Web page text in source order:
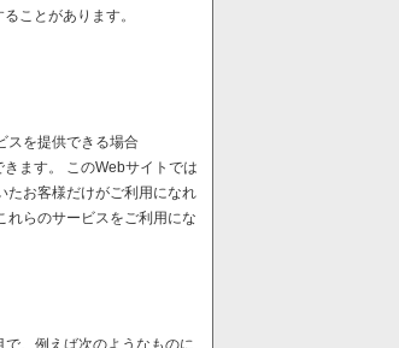
ことがあります。
スを提供できる場合
ます。 このWebサイトでは
たお客様だけがご利用になれ
れらのサービスをご利用にな
、例えば次のようなものに